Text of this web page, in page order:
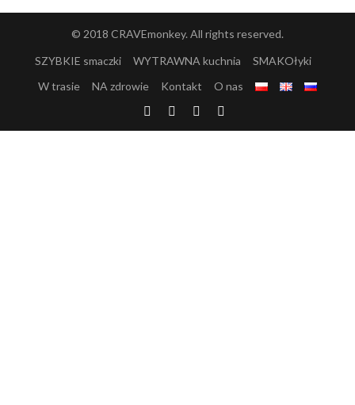
© 2018 CRAVEmonkey. All rights reserved.
SZYBKIE smaczki WYTRAWNA kuchnia
SMAKOłyki
W trasie
NA zdrowie Kontakt O nas